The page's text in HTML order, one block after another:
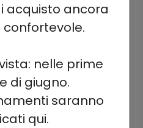
acquisto ancora
confortevole.
nelle prime
di giugno.
saranno
qui.